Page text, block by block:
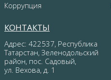
Коррупция
КОНТАКТЫ
Адрес: 422537, Республика
Татарстан, Зеленодольский
район, пос. Садовый,
ул. Вехова, д. 1